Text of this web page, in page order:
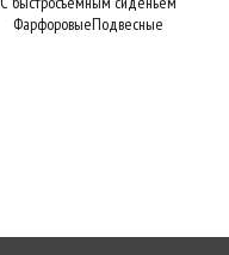
ФарфоровыеПодвесные